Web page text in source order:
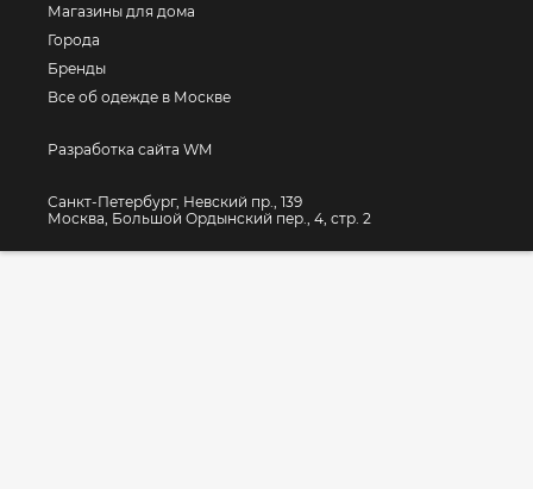
Магазины для дома
Города
Бренды
Все об одежде в Москве
Разработка сайта WM
Санкт-Петербург, Невский пр., 139
Москва, Большой Ордынский пер., 4, стр. 2